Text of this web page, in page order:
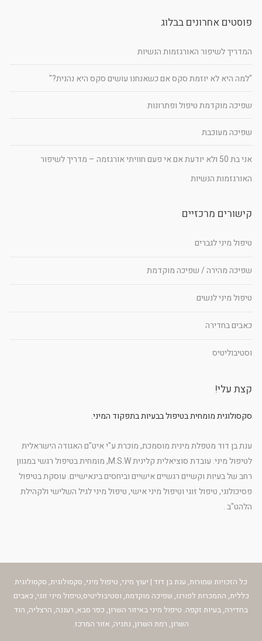
פוסטים אחרונים בבלוג
המדריך לשיפור האורגזמות הנשיות
"למה היא לא יוזמת סקס אם כשאנחנו עושים סקס היא נהנית?"
שפיכה מוקדמת טיפול ופתרונות
שפיכה מעוכבת
אני בת 50 ולא יודעת אם אי פעם חוויתי אורגזמה – מדריך לשיפור
האורגזמות הנשיות
קישורים מרכזיים
טיפול מיני לגברים
שפיכה מהירה / שפיכה מוקדמת
טיפול מיני לנשים
כאבים בחדירה
וסטיבוליטיס
קצת עלי!
סקסולוגית מומחית בטיפול בבעיות בתפקוד המיני.
ענת בן דוד מטפלת מינית מוסמכת, מוכרת ע"י איט"ם האגודה הישראלית
לטיפול מיני. עובדת סוציאלית קלינית M.S.W, מומחית בטיפול רגשי במגוון
רחב של בעיות וקשיים רגשיים אישיים וביחסים בינאישיים. עוסקת בטיפול
פסיכולוגי, טיפול זוגי וטיפול מיני אישי, טיפול מיני לגיל השלישי ולקהילת
הלהט"ב .
כל הזכויות שמורות, ענת בן דוד | יעוץ מיני, טיפול מיני, סקסולוגית, סקסולוגית
כללית, התמכרות לפורנו, שפיכה מוקדמת, וסטיבוליטיס,טיפול מיני זוגי, כאבים
בחדירה, בעיות זקפה. טיפול מיני באיזור השרון, כפר סבא, רעננה, הרצליה, הוד
השרון, רמת השרון, נתניה, אזור המרכז.